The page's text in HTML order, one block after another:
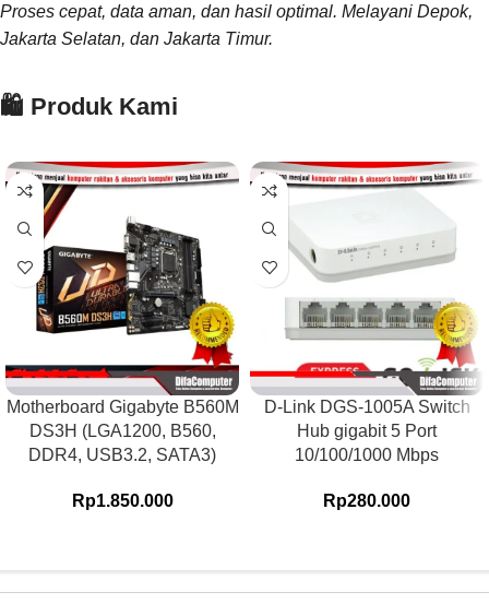
Proses cepat, data aman, dan hasil optimal. Melayani Depok,
Jakarta Selatan, dan Jakarta Timur.
🛍️ Produk Kami
Motherboard Gigabyte B560M
DS3H (LGA1200, B560,
DDR4, USB3.2, SATA3)
Rp1.850.000
D-Link DGS-1005A Switch
Hub gigabit 5 Port
10/100/1000 Mbps
Rp280.000